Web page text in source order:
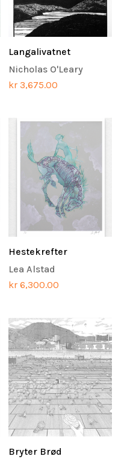
Langalivatnet
Nicholas O'Leary
kr 3,675.00
Hestekrefter
Lea Alstad
kr 6,300.00
Bryter Brød